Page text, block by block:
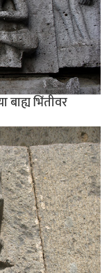
बाह्य भिंतीवर